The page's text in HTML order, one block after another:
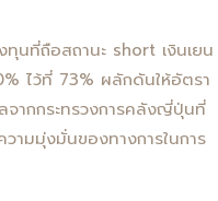
นที่ถือสถานะ short เงินเยน
ไว้ที่ 73% ผลักดันให้อัตรา
ากกระทรวงการคลังญี่ปุ่นที่
ามมุ่งมั่นของทางการในการ